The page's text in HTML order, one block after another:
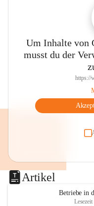
Um Inhalte von
musst du der
https://
Artikel
Betriebe in